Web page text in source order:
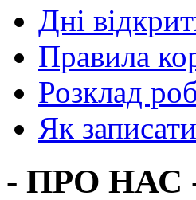
Дні
Правила
Розклад
Як
- ПРО НАС